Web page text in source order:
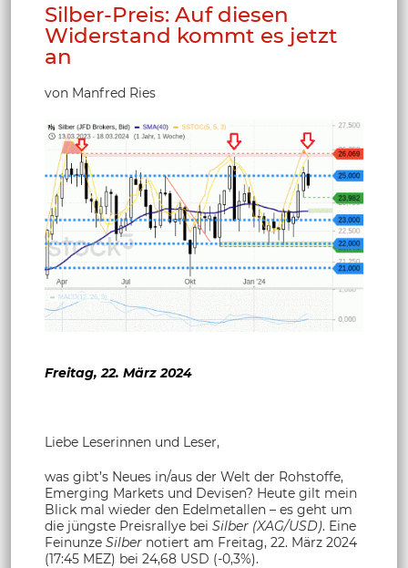
Silber-Preis: Auf diesen
Widerstand kommt es jetzt
an
von Manfred Ries
Freitag, 22. März 2024
Liebe Leserinnen und Leser,
was gibt’s Neues in/aus der Welt der Rohstoffe,
Emerging Markets und Devisen? Heute gilt mein
Blick mal wieder den Edelmetallen – es geht um
die jüngste Preisrallye bei Silber (XAG/USD). Eine
Feinunze Silber notiert am Freitag, 22. März 2024
(17:45 MEZ) bei 24,68 USD (-0,3%).